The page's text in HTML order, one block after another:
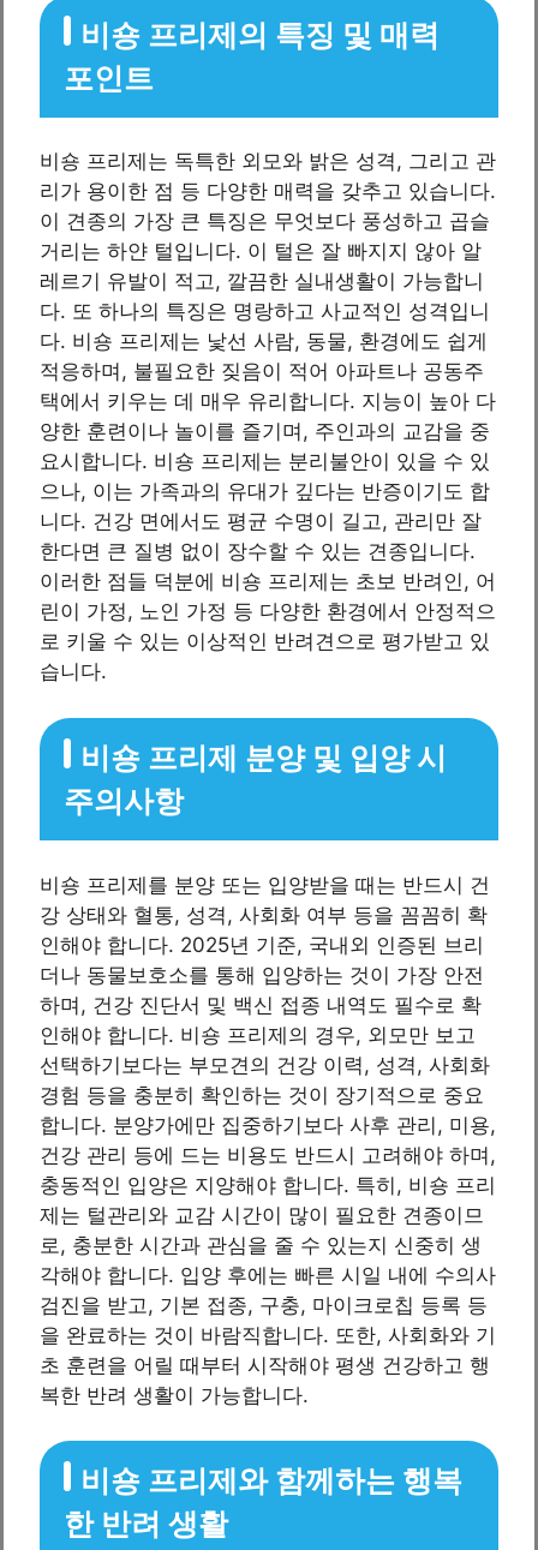
비숑 프리제의 특징 및 매력
포인트
비숑 프리제는 독특한 외모와 밝은 성격, 그리고 관
리가 용이한 점 등 다양한 매력을 갖추고 있습니다.
이 견종의 가장 큰 특징은 무엇보다 풍성하고 곱슬
거리는 하얀 털입니다. 이 털은 잘 빠지지 않아 알
레르기 유발이 적고, 깔끔한 실내생활이 가능합니
다. 또 하나의 특징은 명랑하고 사교적인 성격입니
다. 비숑 프리제는 낯선 사람, 동물, 환경에도 쉽게
적응하며, 불필요한 짖음이 적어 아파트나 공동주
택에서 키우는 데 매우 유리합니다. 지능이 높아 다
양한 훈련이나 놀이를 즐기며, 주인과의 교감을 중
요시합니다. 비숑 프리제는 분리불안이 있을 수 있
으나, 이는 가족과의 유대가 깊다는 반증이기도 합
니다. 건강 면에서도 평균 수명이 길고, 관리만 잘
한다면 큰 질병 없이 장수할 수 있는 견종입니다.
이러한 점들 덕분에 비숑 프리제는 초보 반려인, 어
린이 가정, 노인 가정 등 다양한 환경에서 안정적으
로 키울 수 있는 이상적인 반려견으로 평가받고 있
습니다.
비숑 프리제 분양 및 입양 시
주의사항
비숑 프리제를 분양 또는 입양받을 때는 반드시 건
강 상태와 혈통, 성격, 사회화 여부 등을 꼼꼼히 확
인해야 합니다. 2025년 기준, 국내외 인증된 브리
더나 동물보호소를 통해 입양하는 것이 가장 안전
하며, 건강 진단서 및 백신 접종 내역도 필수로 확
인해야 합니다. 비숑 프리제의 경우, 외모만 보고
선택하기보다는 부모견의 건강 이력, 성격, 사회화
경험 등을 충분히 확인하는 것이 장기적으로 중요
합니다. 분양가에만 집중하기보다 사후 관리, 미용,
건강 관리 등에 드는 비용도 반드시 고려해야 하며,
충동적인 입양은 지양해야 합니다. 특히, 비숑 프리
제는 털관리와 교감 시간이 많이 필요한 견종이므
로, 충분한 시간과 관심을 줄 수 있는지 신중히 생
각해야 합니다. 입양 후에는 빠른 시일 내에 수의사
검진을 받고, 기본 접종, 구충, 마이크로칩 등록 등
을 완료하는 것이 바람직합니다. 또한, 사회화와 기
초 훈련을 어릴 때부터 시작해야 평생 건강하고 행
복한 반려 생활이 가능합니다.
비숑 프리제와 함께하는 행복
한 반려 생활